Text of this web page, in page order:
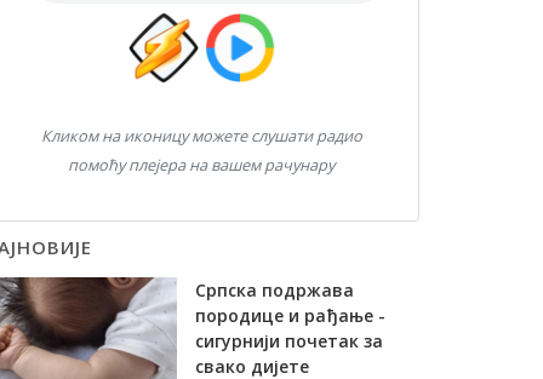
Кликом на иконицу можете слушати радио
помоћу плејера на вашем рачунару
Српска подржава
породице и рађање -
сигурнији почетак за
свако дијете